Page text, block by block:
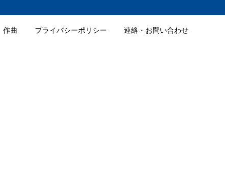
作曲 プライバシーポリシー 連絡・お問い合わせ